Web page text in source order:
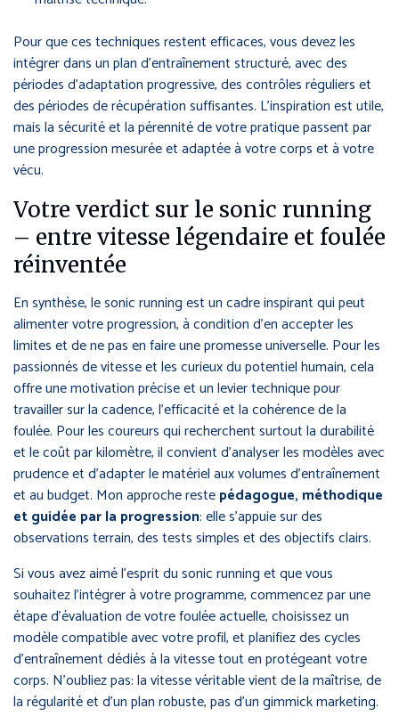
Pour que ces techniques restent efficaces, vous devez les
intégrer dans un plan d’entraînement structuré, avec des
périodes d’adaptation progressive, des contrôles réguliers et
des périodes de récupération suffisantes. L’inspiration est utile,
mais la sécurité et la pérennité de votre pratique passent par
une progression mesurée et adaptée à votre corps et à votre
vécu.
Votre verdict sur le sonic running
– entre vitesse légendaire et foulée
réinventée
En synthèse, le sonic running est un cadre inspirant qui peut
alimenter votre progression, à condition d’en accepter les
limites et de ne pas en faire une promesse universelle. Pour les
passionnés de vitesse et les curieux du potentiel humain, cela
offre une motivation précise et un levier technique pour
travailler sur la cadence, l’efficacité et la cohérence de la
foulée. Pour les coureurs qui recherchent surtout la durabilité
et le coût par kilomètre, il convient d’analyser les modèles avec
prudence et d’adapter le matériel aux volumes d’entraînement
et au budget. Mon approche restepédagogue, méthodique
et guidée par la progression: elle s’appuie sur des
observations terrain, des tests simples et des objectifs clairs.
Si vous avez aimé l’esprit du sonic running et que vous
souhaitez l’intégrer à votre programme, commencez par une
étape d’évaluation de votre foulée actuelle, choisissez un
modèle compatible avec votre profil, et planifiez des cycles
d’entraînement dédiés à la vitesse tout en protégeant votre
corps. N’oubliez pas: la vitesse véritable vient de la maîtrise, de
la régularité et d’un plan robuste, pas d’un gimmick marketing.